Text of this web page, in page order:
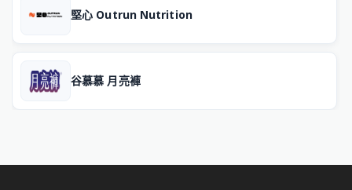
堅心 Outrun Nutrition
谷慕慕 月亮褲